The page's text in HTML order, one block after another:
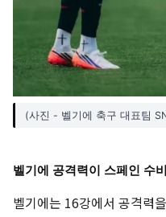
(사진 - 벨기에 축구 대표팀
벨기에 공격력이 스페인 수
벨기에는 16강에서 공격력